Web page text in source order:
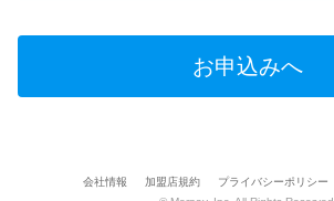
お申込みへ
会社情報 加盟店規約 プライバシーポリシー